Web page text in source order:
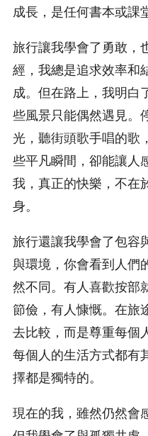
成長，是任何書本或課
旅行讓我學會了勇敢，
經，我總是追求效率和
成。但在路上，我明白
些風景只能偶然遇見。
光，聽街頭歌手唱的歌
些平凡瞬間，卻能讓人
我，真正的快樂，不在
身。
旅行還讓我學會了包容
與環境，你會看到人們
然不同。有人喜歡按部
節儉，有人慷慨。在旅
去比較，而是尊重每個
每個人的生活方式都有
擇都是獨特的。
現在的我，雖然仍然會